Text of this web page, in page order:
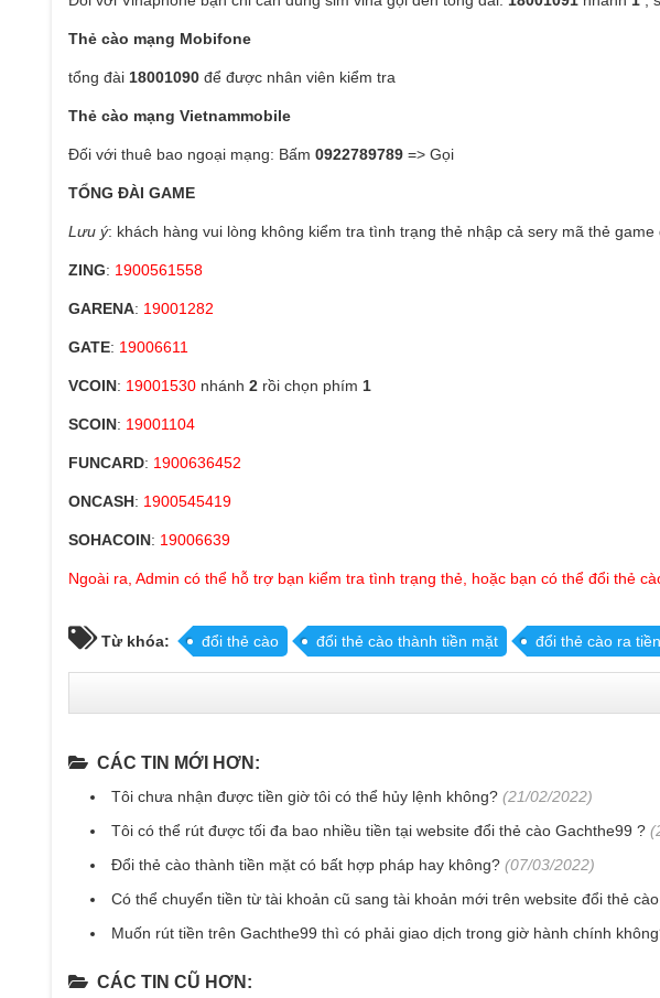
Thẻ cào mạng Mobifone
tổng đài 18001090 để được nhân viên kiểm tra
Thẻ cào mạng Vietnammobile
Đối với thuê bao ngoại mạng: Bấm 0922789789 => Gọi
TỔNG ĐÀI GAME
Lưu ý: khách hàng vui lòng không kiểm tra tình trạng thẻ nhập cả sery mã thẻ
ZING: 1900561558
GARENA: 19001282
GATE: 19006611
VCOIN: 19001530 nhánh 2 rồi chọn phím 1
SCOIN: 19001104
FUNCARD: 1900636452
ONCASH: 1900545419
SOHACOIN: 19006639
Ngoài ra, Admin có thể hỗ trợ bạn kiểm tra tình trạng thẻ, hoặc bạn có thể đổi thẻ
Từ khóa: đổi thẻ cào đổi thẻ cào thành tiền mặt đổi thẻ cào ra
CÁC TIN MỚI HƠN:
Tôi chưa nhận được tiền giờ tôi có thể hủy lệnh không? (21/02/2022)
Tôi có thể rút được tối đa bao nhiều tiền tại website đổi thẻ cào Gachthe99 ?
Đổi thẻ cào thành tiền mặt có bất hợp pháp hay không? (07/03/2022)
Có thể chuyển tiền từ tài khoản cũ sang tài khoản mới trên website đổi thẻ
Muốn rút tiền trên Gachthe99 thì có phải giao dịch trong giờ hành chính
CÁC TIN CŨ HƠN: